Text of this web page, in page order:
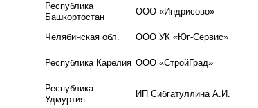
Республика
Башкортостан
ООО «Индрисово»
Челябинская обл. ООО УК «Юг-Сервис»
Республика Карелия ООО «СтройГрад»
Республика
Удмуртия
ИП Сибгатуллина А.И.